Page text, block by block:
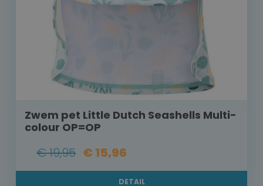
Zwem pet Little Dutch Seashells Multi-
colour OP=OP
€ 19,95 € 15,96
DETAIL